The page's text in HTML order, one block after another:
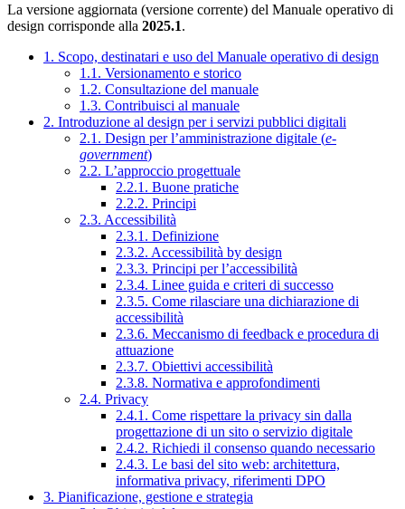
La versione aggiornata (versione corrente) del Manuale operativo di
design corrisponde alla 2025.1.
1. Scopo, destinatari e uso del Manuale operativo di design
1.1. Versionamento e storico
1.2. Consultazione del manuale
1.3. Contribuisci al manuale
2. Introduzione al design per i servizi pubblici digitali
2.1. Design per l’amministrazione digitale (e-
government)
2.2. L’approccio progettuale
2.2.1. Buone pratiche
2.2.2. Principi
2.3. Accessibilità
2.3.1. Definizione
2.3.2. Accessibilità by design
2.3.3. Principi per l’accessibilità
2.3.4. Linee guida e criteri di successo
2.3.5. Come rilasciare una dichiarazione di
accessibilità
2.3.6. Meccanismo di feedback e procedura di
attuazione
2.3.7. Obiettivi accessibilità
2.3.8. Normativa e approfondimenti
2.4. Privacy
2.4.1. Come rispettare la privacy sin dalla
progettazione di un sito o servizio digitale
2.4.2. Richiedi il consenso quando necessario
2.4.3. Le basi del sito web: architettura,
informativa privacy, riferimenti DPO
3. Pianificazione, gestione e strategia